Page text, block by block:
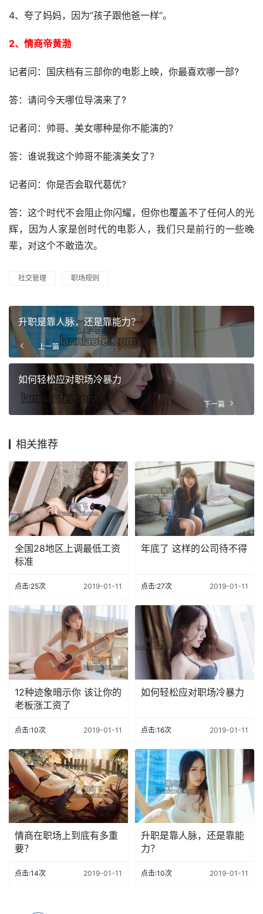
4、夸了妈妈，因为“孩子跟他爸一样”。
2、情商帝黄渤
记者问：国庆档有三部你的电影上映，你最喜欢哪一部?
答：请问今天哪位导演来了?
记者问：帅哥、美女哪种是你不能演的?
答：谁说我这个帅哥不能演美女了?
记者问：你是否会取代葛优?
答：这个时代不会阻止你闪耀，但你也覆盖不了任何人的光
辉，因为人家是创时代的电影人，我们只是前行的一些晚
辈，对这个不敢造次。
社交管理 职场规则
升职是靠人脉，还是靠能力？
上一篇
如何轻松应对职场冷暴力
下一篇
相关推荐
全国28地区上调最低工资
标准
点击:25次 2019-01-11
年底了 这样的公司待不得
点击:27次 2019-01-11
12种迹象暗示你 该让你的
老板涨工资了
点击:10次 2019-01-11
如何轻松应对职场冷暴力
点击:16次 2019-01-11
情商在职场上到底有多重
要？
点击:14次 2019-01-11
升职是靠人脉，还是靠能
力？
点击:10次 2019-01-11